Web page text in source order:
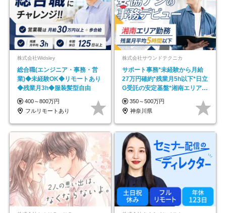
株式会社Widsley
総合職(エンジニア・事務・営
業)◆未経験OK◆リモートあり
◆残業月3h◆服装髪型自由
400～800万円
フルリモートあり
株式会社サウンドテクニカ
サポート事務*未経験から月給
27万円確約*残業月5h以下*日立
G受託の安定基盤*湘南エリア勤
務
350～500万円
神奈川県